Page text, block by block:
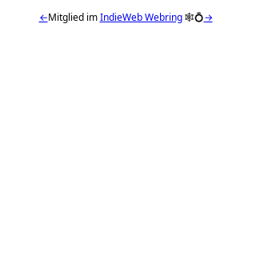
←Mitglied imIndieWeb Webring🕸💍→